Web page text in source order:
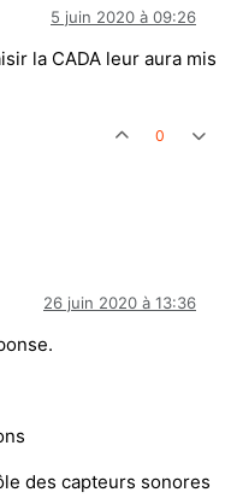
5 juin 2020 à 09:26
la CADA leur aura mis
0
26 juin 2020 à 13:36
des capteurs sonores